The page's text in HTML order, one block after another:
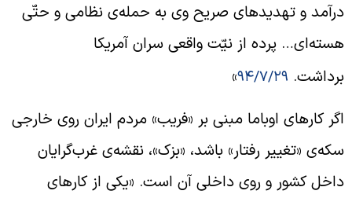
و تهدیدهای صریح وی به حمله‌ی نظامی و حتّی
پرده از نیّت واقعی سران آمریکا
۹۴/۷/۲۹»
کارهای اوباما مبنی بر «فریب» مردم ایران روی خارجی
«تغییر رفتار» باشد، «بزک»، نقشه‌ی غرب‌گرایان
کشور و روی داخلی آن است. «یکی از کارهای